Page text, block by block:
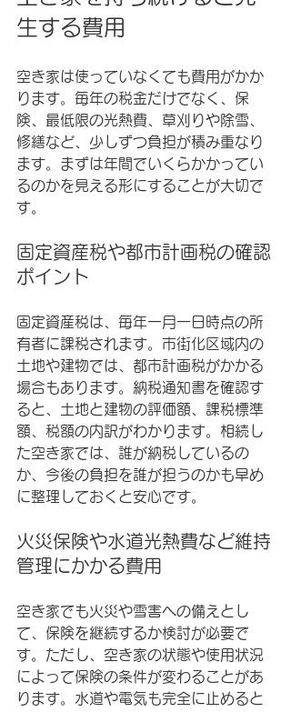
生する費用
空き家は使っていなくても費用がかか
ります。毎年の税金だけでなく、保
険、最低限の光熱費、草刈りや除雪、
修繕など、少しずつ負担が積み重なり
ます。まずは年間でいくらかかってい
るのかを見える形にすることが大切で
す。
固定資産税や都市計画税の確認
ポイント
固定資産税は、毎年一月一日時点の所
有者に課税されます。市街化区域内の
土地や建物では、都市計画税がかかる
場合もあります。納税通知書を確認す
ると、土地と建物の評価額、課税標準
額、税額の内訳がわかります。相続し
た空き家では、誰が納税しているの
か、今後の負担を誰が担うのかも早め
に整理しておくと安心です。
火災保険や水道光熱費など維持
管理にかかる費用
空き家でも火災や雪害への備えとし
て、保険を継続するか検討が必要で
す。ただし、空き家の状態や使用状況
によって保険の条件が変わることがあ
ります。水道や電気も完全に止めると